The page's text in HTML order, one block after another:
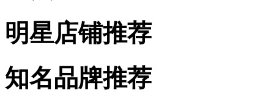
明星店铺推荐
知名品牌推荐